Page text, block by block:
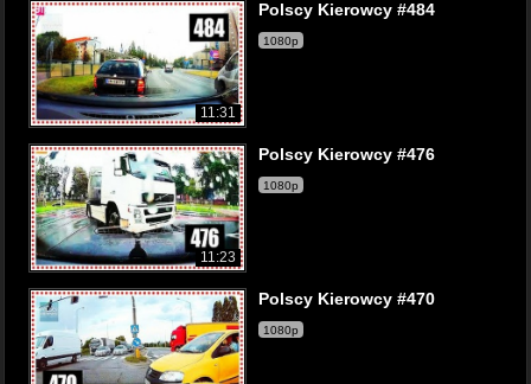
11:31
Polscy Kierowcy #484
1080p
11:23
Polscy Kierowcy #476
1080p
Polscy Kierowcy #470
1080p